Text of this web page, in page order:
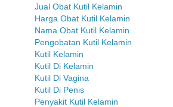
Jual Obat Kutil Kelamin
Harga Obat Kutil Kelamin
Nama Obat Kutil Kelamin
Pengobatan Kutil Kelamin
Kutil Kelamin
Kutil Di Kelamin
Kutil Di Vagina
Kutil Di Penis
Penyakit Kutil Kelamin